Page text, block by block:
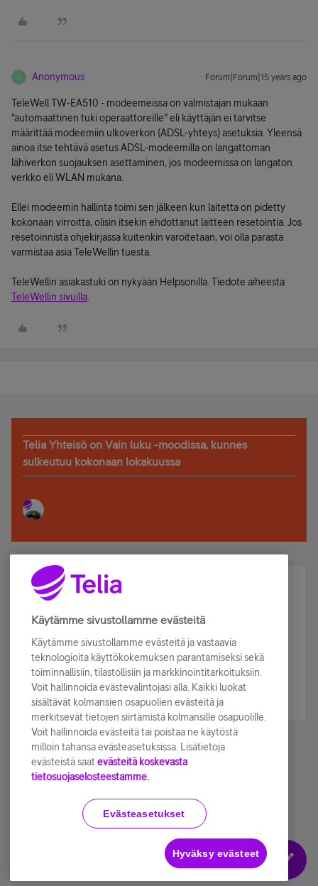
A Anonymous Forum|Forum|15 years ago
TeleWell TW-EA510 - modeemeissa on valmistajan mukaan
"automaattinen tuki operaattoreille" eli käyttäjän ei tarvitse
määrittää modeemiin ulkoverkon (ADSL-yhteys) asetuksia. Yleensä
ainoa itse tehtävä asetus ADSL-modeemilla on langattoman
lähiverkon suojauksen asettaminen, jos modeemissa on langaton
verkko eli WLAN mukana.
Ellei modeemin hallinta toimi sen jälkeen kun laitetta on pidetty
kokonaan virroitta, olisin itsekin ehdottanut laitteen resetointia. Jos
resetoinnista ohjekirjassa kuitenkin varoitetaan, voi olla parasta
varmistaa asia TeleWellin tuesta.
TeleWellin asiakastuki on nykyään Helpsonilla. Tiedote aiheesta
TeleWellin sivuilla
Telia Yhteisö on Vain luku -moodissa, kunnes
sulkeutuu kokonaan lokakuussa
Älä jää paitsi – osallistu ja voita!
Tilaa Telian uutiskirje ja olet mukana arvonnassa.
sähköpostiisi.
Tilaa nyt
Käyttöehdot Accessibility statement
Evästeasetukset
Käytämme sivustollamme evästeitä
Käytämme sivustollamme evästeitä ja vastaavia
teknologioita käyttökokemuksen parantamiseksi sekä
toiminnallisiin, tilastollisiin ja markkinointitarkoituksiin.
Voit hallinnoida evästevalintojasi alla. Kaikki luokat
sisältävät kolmansien osapuolien evästeitä ja
merkitsevät tietojen siirtämistä kolmansille osapuolille.
Voit hallinnoida evästeitä tai poistaa ne käytöstä
milloin tahansa evästeasetuksissa. Lisätietoja
evästeistä saat evästeitä koskevasta
tietosuojaselosteestamme.
Evästeasetukset
Hyväksy evästeet